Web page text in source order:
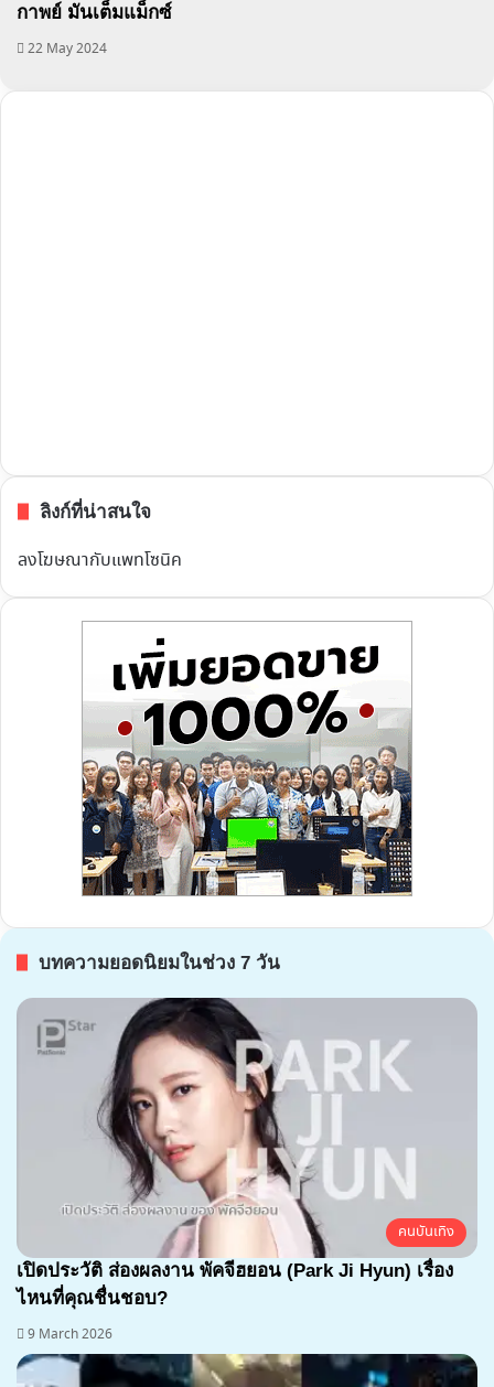
กาพย์ มันเต็มแม็กซ์
22 May 2024
ลิงก์ที่น่าสนใจ
ลงโฆษณากับแพทโซนิค
บทความยอดนิยมในช่วง 7 วัน
คนบันเทิง
เปิดประวัติ ส่องผลงาน พัคจีฮยอน (Park Ji Hyun) เรื่อง
ไหนที่คุณชื่นชอบ?
9 March 2026